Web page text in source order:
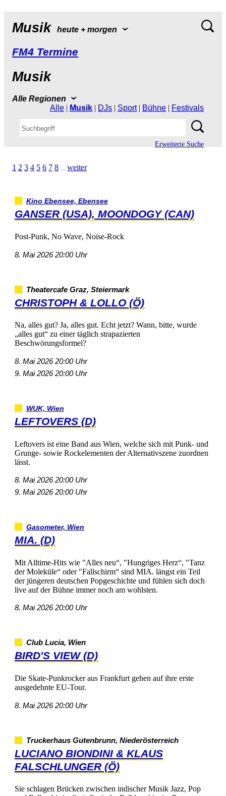
Musik heute+morgen
FM4Termine
Musik
AlleRegionen
Alle | Musik | DJs | Sport| Bühne | Festivals
ErweiterteSuche
1 2 3 4 5 6 7 8 weiter
KinoEbensee,Ebensee
GANSER(USA),MOONDOGY(CAN)
Post-Punk,NoWave,Noise-Rock
8.Mai202620:00Uhr
TheatercafeGraz,Steiermark
CHRISTOPH&LOLLO(Ö)
Na,allesgut?Ja,allesgut.Echtjetzt?Wann,bitte,wurde
„allesgut“zueinertäglichstrapazierten
Beschwörungsformel?
8.Mai202620:00Uhr
9.Mai202620:00Uhr
WUK,Wien
LEFTOVERS(D)
LeftoversisteineBandausWien,welchesichmitPunk-und
Grunge-sowieRockelementenderAlternativszenezuordnen
lässt.
8.Mai202620:00Uhr
9.Mai202620:00Uhr
Gasometer,Wien
MIA.(D)
MitAlltime-Hitswie"Allesneu“,"HungrigesHerz“,"Tanz
derMoleküle“oder"Fallschirm“sindMIA.längsteinTeil
derjüngerendeutschenPopgeschichteundfühlensichdoch
liveaufderBühneimmernochamwohlsten.
8.Mai202620:00Uhr
ClubLucia,Wien
BIRD'SVIEW(D)
DieSkate-PunkrockerausFrankfurtgehenaufihreerste
ausgedehnteEU-Tour.
8.Mai202620:00Uhr
TruckerhausGutenbrunn,Niederösterreich
LUCIANOBIONDINI&KLAUS
FALSCHLUNGER(Ö)
SieschlagenBrückenzwischenindischerMusikJazz,Pop